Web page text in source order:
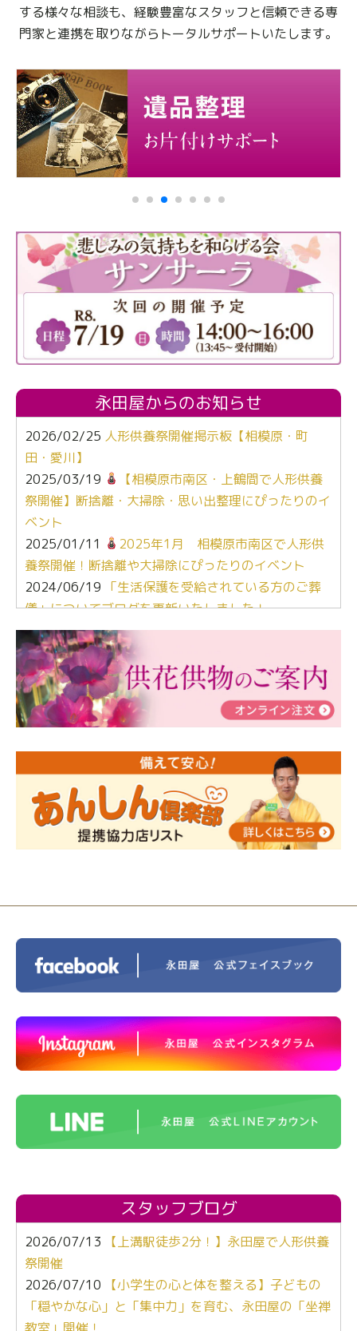
する様々な相談も、 経験豊富なスタッフと信頼できる専
門家と連携を取りながらトータルサポートいたします。
永田屋からのお知らせ
2026/02/25 人形供養祭開催掲示板【相模原・町
田・愛川】
2025/03/19
【相模原市南区・上鶴間で人形供養
祭開催】断捨離・大掃除・思い出整理にぴったりのイ
ベント
2025/01/11
2025年1月 相模原市南区で人形供
養祭開催！断捨離や大掃除にぴったりのイベント
2024/06/19 「生活保護を受給されている方のご葬
儀」についてブログを更新いたしました！
2024/03/06【終活なるほど教室】「マンガで学
ぶ！はじめてのお葬式」小さな家族葬ハウス®町田成
瀬 ご参加ありがとうございました！
2024/01/19令和6年能登半島地震災害の寄付のご報
告
人形供養 寄付のご報告
2023/12/16終活なるほど教室＠小さな家族葬ハウ
ス®上鶴間 エンディングノートを書いてみよう！
2023/11/29 永田屋創業110周年記念式典 レンブラ
ントホテル東京町田
スタッフブログ
2026/07/13
【上溝駅徒歩2分！】永田屋で人形供養
祭開催
2026/07/10
【小学生の心と体を整える】子どもの
「穏やかな心」と「集中力」を育む、永田屋の「坐禅